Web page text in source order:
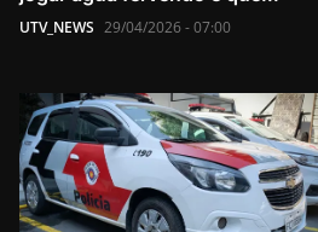
UTV_NEWS 29/04/2026 - 07:00